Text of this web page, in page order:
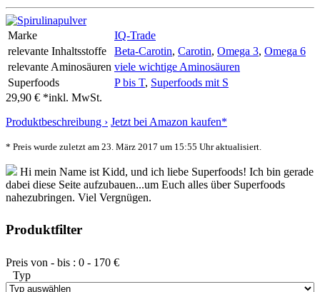
Marke
IQ-Trade
relevante Inhaltsstoffe
Beta-Carotin, Carotin, Omega 3, Omega 6
relevante Aminosäuren viele wichtige Aminosäuren
Superfoods
P bis T, Superfoods mit S
29,90 € *inkl. MwSt.
Produktbeschreibung › Jetzt bei Amazon kaufen*
* Preis wurde zuletzt am 23. März 2017 um 15:55 Uhr aktualisiert.
Hi mein Name ist Kidd, und ich liebe Superfoods! Ich bin gerade
dabei diese Seite aufzubauen...um Euch alles über Superfoods
nahezubringen. Viel Vergnügen.
Produktfilter
Preis von - bis : 0 - 170 €
Typ